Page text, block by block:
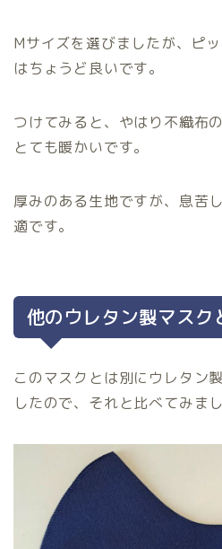
Mサイズを選びましたが、ピ
はちょうど良いです。
つけてみると、やはり不織布
とても暖かいです。
厚みのある生地ですが、息苦
適です。
他のウレタン製マスク
このマスクとは別にウレタン
したので、それと比べてみまし